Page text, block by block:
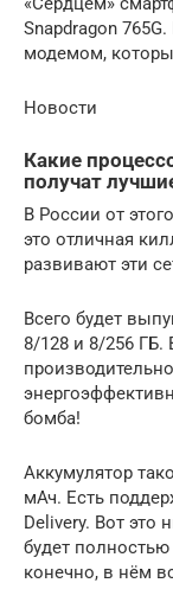
Snapdragon
модемом,
Новости
Какие
получат
В России от
это отличная
развивают эти
Всего будет
8/128 и 8/256 ГБ.
бомба!
Аккумулятор
мАч. Есть
Delivery. Вот это
будет
конечно, в нём